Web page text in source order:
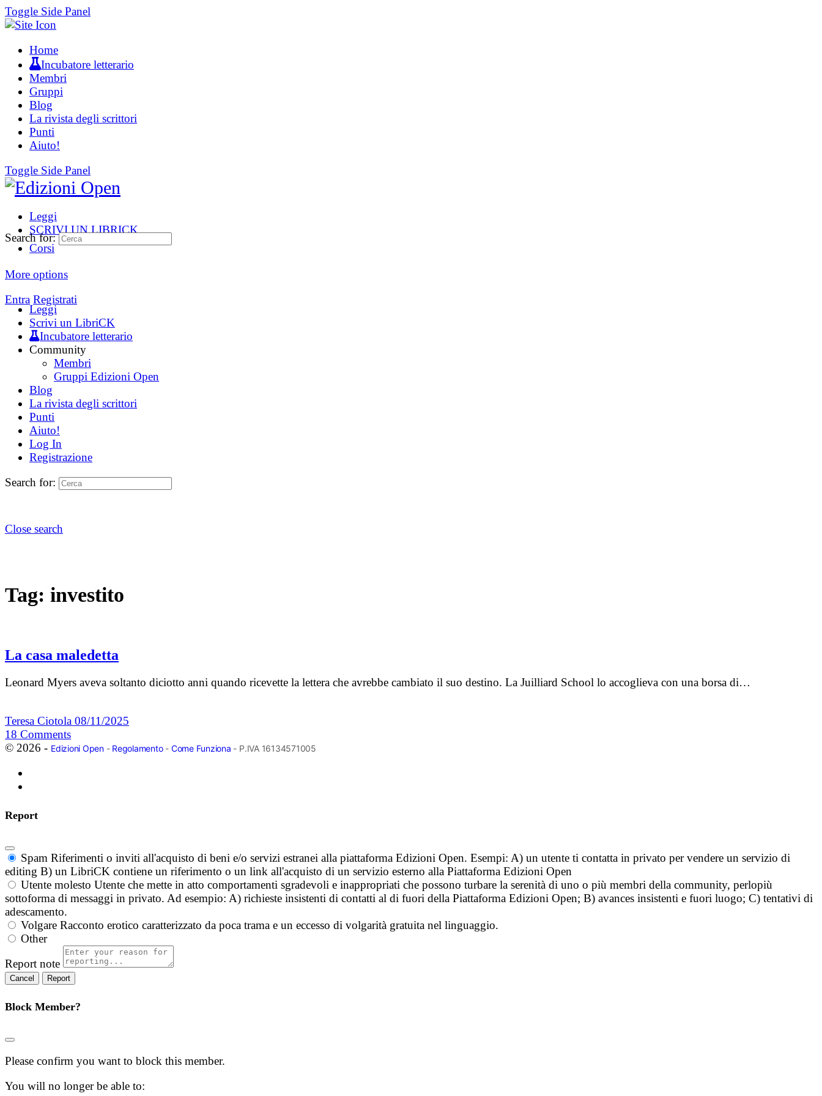
Toggle Side Panel
Home
Incubatore letterario
Membri
Gruppi
Blog
La rivista degli scrittori
Punti
Aiuto!
Toggle Side Panel
Leggi
SCRIVI UN LIBRICK
Corsi
More options
Entra Registrati
Search for:
Leggi
Scrivi un LibriCK
Incubatore letterario
Community
Membri
Gruppi Edizioni Open
Blog
La rivista degli scrittori
Punti
Aiuto!
Log In
Registrazione
Search for:
Close search
Tag: investito
La casa maledetta
Leonard Myers aveva soltanto diciotto anni quando ricevette la lettera che avrebbe cambiato il suo destino. La Juilliard School lo accoglieva con una borsa di…
Teresa Ciotola 08/11/2025
18 Comments
© 2026 - Edizioni Open- Regolamento- Come Funziona - P.IVA 16134571005
Report
Spam Riferimenti o inviti all'acquisto di beni e/o servizi estranei alla piattaforma Edizioni Open. Esempi: A) un utente ti contatta in privato per vendere un servizio di
editing B) un LibriCK contiene un riferimento o un link all'acquisto di un servizio esterno alla Piattaforma Edizioni Open
Utente molesto Utente che mette in atto comportamenti sgradevoli e inappropriati che possono turbare la serenità di uno o più membri della community, perlopiù
sottoforma di messaggi in privato. Ad esempio: A) richieste insistenti di contatti al di fuori della Piattaforma Edizioni Open; B) avances insistenti e fuori luogo; C) tentativi di
adescamento.
Volgare Racconto erotico caratterizzato da poca trama e un eccesso di volgarità gratuita nel linguaggio.
Other
Report note
Report
Block Member?
Please confirm you want to block this member.
You will no longer be able to: